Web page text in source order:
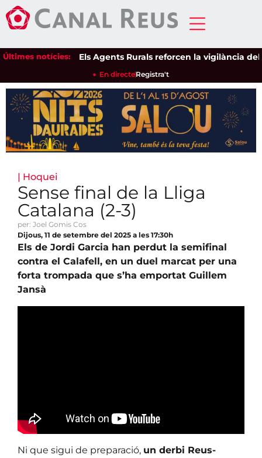
Últimes notícies:Els Agents Rurals reforcen la vigilància dels
En directeRegistra't
| Hoquei
Sense final de la Lliga
Catalana (2-3)
per: Joel Gomis Cos
Dijous, 11 de setembre del 2025 a les 17:30h
Els de Jordi Garcia han perdut la semifinal
contra el Calafell, en un duel marcat per una
forta trompada que s’ha emportat Guillem
Jansà
Ni que sigui de preparació, un derbi Reus-